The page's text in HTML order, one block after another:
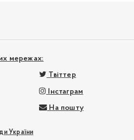
мережах:
Твіттер
Інстаграм
На пошту
України